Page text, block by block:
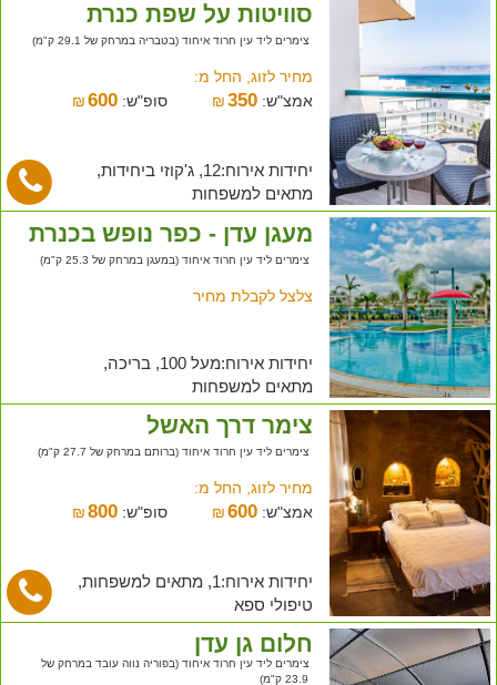
סוויטות על שפת כנרת
צימרים ליד עין חרוד איחוד (בטבריה במרחק של 29.1 ק"מ)
מחיר לזוג, החל מ:
אמצ"ש:
₪350 סופ"ש: ₪ 600
יחידות אירוח:12, ג'קוזי ביחידות,
מתאים למשפחות
מעגן עדן - כפר נופש בכנרת
צימרים ליד עין חרוד איחוד (במעגן במרחק של 25.3 ק"מ)
צלצל לקבלת מחיר
יחידות אירוח:מעל 100, בריכה,
מתאים למשפחות
צימר דרך האשל
צימרים ליד עין חרוד איחוד (ברותם במרחק של 27.7 ק"מ)
מחיר לזוג, החל מ:
אמצ"ש:
₪600 סופ"ש: ₪ 800
יחידות אירוח:1, מתאים למשפחות,
טיפולי ספא
חלום גן עדן
צימרים ליד עין חרוד איחוד (בפוריה נווה עובד במרחק של
23.9 ק"מ)